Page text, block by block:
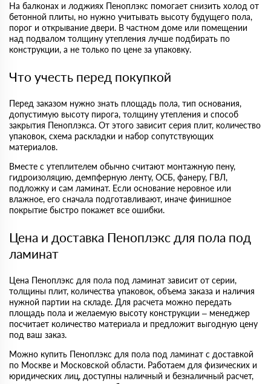
На балконах и лоджиях Пеноплэкс помогает снизить холод от
бетонной плиты, но нужно учитывать высоту будущего пола,
порог и открывание двери. В частном доме или помещении
над подвалом толщину утепления лучше подбирать по
конструкции, а не только по цене за упаковку.
Что учесть перед покупкой
Перед заказом нужно знать площадь пола, тип основания,
допустимую высоту пирога, толщину утепления и способ
закрытия Пеноплэкса. От этого зависит серия плит, количество
упаковок, схема раскладки и набор сопутствующих
материалов.
Вместе с утеплителем обычно считают монтажную пену,
гидроизоляцию, демпферную ленту, ОСБ, фанеру, ГВЛ,
подложку и сам ламинат. Если основание неровное или
влажное, его сначала подготавливают, иначе финишное
покрытие быстро покажет все ошибки.
Цена и доставка Пеноплэкс для пола под
ламинат
Цена Пеноплэкс для пола под ламинат зависит от серии,
толщины плит, количества упаковок, объема заказа и наличия
нужной партии на складе. Для расчета можно передать
площадь пола и желаемую высоту конструкции – менеджер
посчитает количество материала и предложит выгодную цену
под ваш заказ.
Можно купить Пеноплэкс для пола под ламинат с доставкой
по Москве и Московской области. Работаем для физических и
юридических лиц, доступны наличный и безналичный расчет,